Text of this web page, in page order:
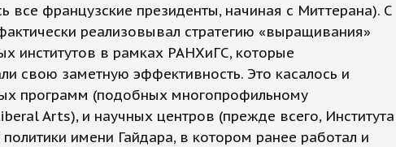
все французские президенты, начиная с Миттерана). С
реализовывал стратегию «выращивания»
институтов в рамках РАНХиГС, которые
свою заметную эффективность. Это касалось и
программ (подобных многопрофильному
Arts), и научных центров (прежде всего, Института
имени Гайдара, в котором ранее работал и